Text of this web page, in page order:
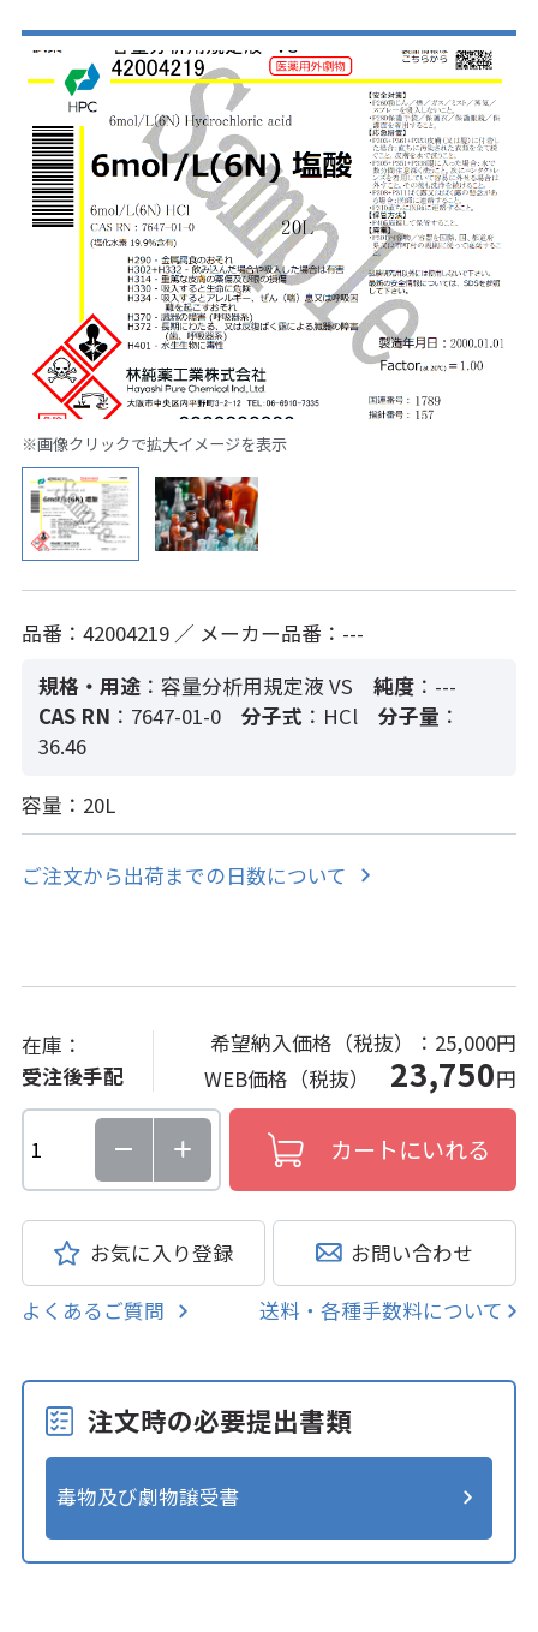
※画像クリックで拡大イメージを表示
品番：42004219 ／ メーカー品番：---
規格・用途 ：容量分析用規定液 VS 純度：---
CAS RN ：7647-01-0 分子式 ：HCl 分子量 ：
36.46
容量：20L
ご注文から出荷までの日数について
在庫：
受注後手配
希望納入価格（税抜）： 25,000円
WEB価格（税抜） 23,750円
お気に入り登録 お問い合わせ
よくあるご質問 送料・各種手数料について
注文時の必要提出書類
毒物及び劇物譲受書